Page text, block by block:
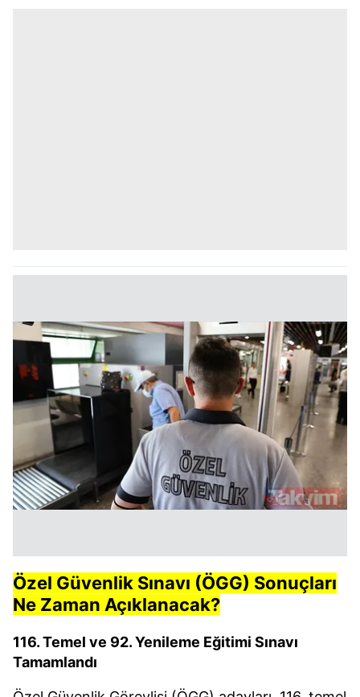
Özel Güvenlik Sınavı (ÖGG) Sonuçları
Ne Zaman Açıklanacak?
116. Temel ve 92. Yenileme Eğitimi Sınavı
Tamamlandı